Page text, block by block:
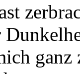
ganz